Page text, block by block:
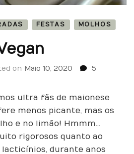
FESTAS MOLHOS
on Maio 10, 2020
5
ultra fãs de maionese
menos picante, mas os
e no limão! Hmmm…
rigorosos quanto ao
lacticínios, durante anos